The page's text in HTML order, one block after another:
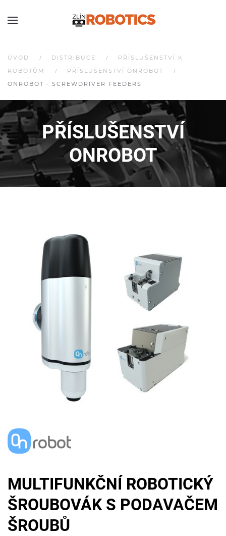
ÚVOD DISTRIBUCE
PŘÍSLUŠENSTVÍ K
ROBOTŮM
PŘÍSLUŠENSTVÍ ONROBOT
ONROBOT - SCREWDRIVER FEEDERS
PŘÍSLUŠENSTVÍ
ONROBOT
MULTIFUNKČNÍ ROBOTICKÝ
ŠROUBOVÁK S PODAVAČEM
ŠROUBŮ